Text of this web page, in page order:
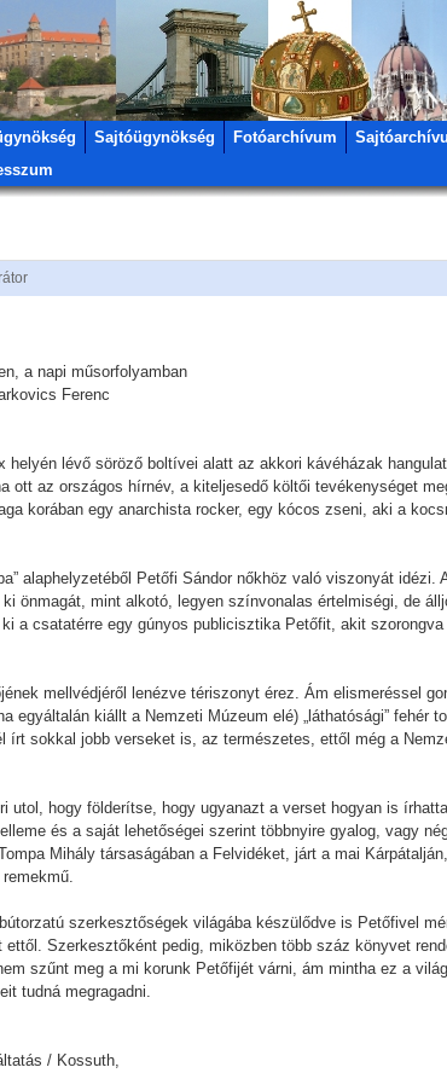
Sajtóügynökség Fotóarchívum
a napi műsorfolyamban
Ferenc
lévő söröző boltívei alatt az akkori kávéházak
ott az országos hírnév, a kiteljesedő költői tevékenységet
korában egy anarchista rocker, egy kócos zseni, aki a
alaphelyzetéből Petőfi Sándor nőkhöz való viszonyát
önmagát, mint alkotó, legyen színvonalas értelmiségi, de
a csatatérre egy gúnyos publicisztika Petőfit, akit
mellvédjéről lenézve tériszonyt érez. Ám elismeréssel
egyáltalán kiállt a Nemzeti Múzeum elé) „láthatósági”
írt sokkal jobb verseket is, az természetes, ettől még a
utol, hogy földerítse, hogy ugyanazt a verset hogyan is
és a saját lehetőségei szerint többnyire gyalog, vagy
Mihály társaságában a Felvidéket, járt a mai
remekmű.
szerkesztőségek világába készülődve is Petőfivel
ettől. Szerkesztőként pedig, miközben több száz könyvet
szűnt meg a mi korunk Petőfijét várni, ám mintha ez a
tudná megragadni.
/ Kossuth,